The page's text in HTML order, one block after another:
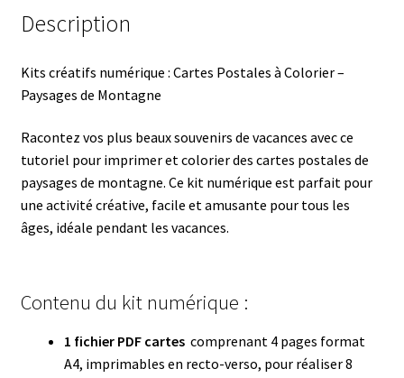
Description
Kits créatifs numérique : Cartes Postales à Colorier –
Paysages de Montagne
Racontez vos plus beaux souvenirs de vacances avec ce
tutoriel pour imprimer et colorier des cartes postales de
paysages de montagne. Ce kit numérique est parfait pour
une activité créative, facile et amusante pour tous les
âges, idéale pendant les vacances.
Contenu du kit numérique :
1 fichier PDF cartescomprenant 4 pages format
A4, imprimables en recto-verso, pour réaliser 8